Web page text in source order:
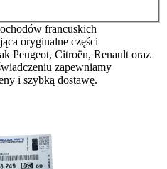
francuskich
oryginalne części
Peugeot, Citroën, Renault oraz
zapewniamy
i szybką dostawę.